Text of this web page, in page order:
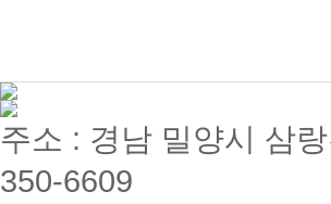
주소 : 경남 밀양시 삼
350-6609